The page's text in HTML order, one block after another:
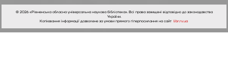
© 2026 «Рівненська обласна універсальна наукова бібліотека». Всі права захищені відповідно до законодавства
України.
Копіювання інформації дозволене за умови прямого гіперпосилання на сайт libr.rv.ua